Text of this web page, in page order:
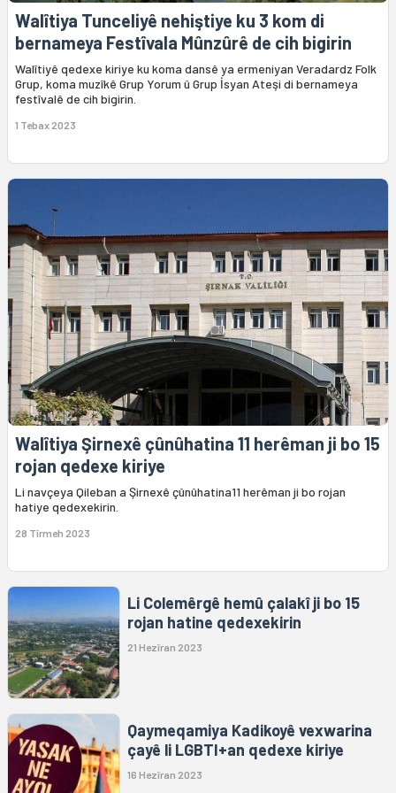
Walîtiya Tunceliyê nehiştiye ku 3 kom di
bernameya Festîvala Mûnzûrê de cih bigirin
Walîtiyê qedexe kiriye ku koma dansê ya ermeniyan Veradardz Folk
Grup, koma muzîkê Grup Yorum û Grup İsyan Ateşi di bernameya
festîvalê de cih bigirin.
1 Tebax 2023
Walîtiya Şirnexê çûnûhatina 11 herêman ji bo 15
rojan qedexe kiriye
Li navçeya Qileban a Şirnexê çûnûhatina11 herêman ji bo rojan
hatiye qedexekirin.
28 Tîrmeh 2023
Li Colemêrgê hemû çalakî ji bo 15
rojan hatine qedexekirin
21 Hezîran 2023
Qaymeqamiya Kadikoyê vexwarina
çayê li LGBTI+an qedexe kiriye
16 Hezîran 2023